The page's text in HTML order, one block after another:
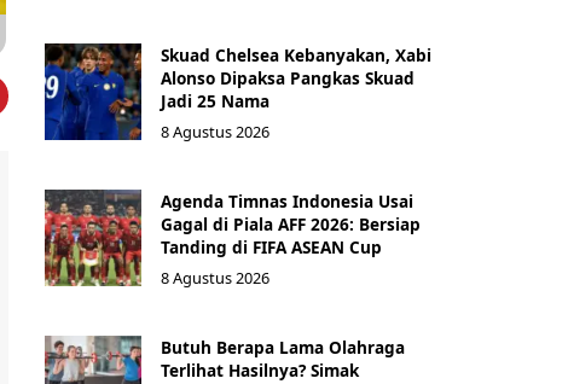
Skuad Chelsea Kebanyakan, Xabi
Alonso Dipaksa Pangkas Skuad
Jadi 25 Nama
8 Agustus 2026
Agenda Timnas Indonesia Usai
Gagal di Piala AFF 2026: Bersiap
Tanding di FIFA ASEAN Cup
8 Agustus 2026
Butuh Berapa Lama Olahraga
Terlihat Hasilnya? Simak